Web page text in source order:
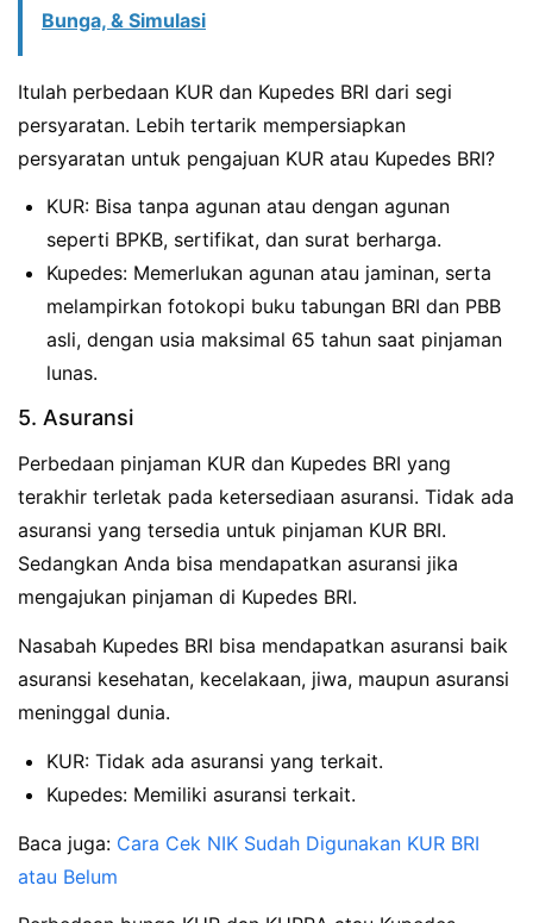
Bunga, & Simulasi
Itulah perbedaan KUR dan Kupedes BRI dari segi
persyaratan. Lebih tertarik mempersiapkan
persyaratan untuk pengajuan KUR atau Kupedes BRI?
KUR: Bisa tanpa agunan atau dengan agunan
seperti BPKB, sertifikat, dan surat berharga.
Kupedes: Memerlukan agunan atau jaminan, serta
melampirkan fotokopi buku tabungan BRI dan PBB
asli, dengan usia maksimal 65 tahun saat pinjaman
lunas.
5. Asuransi
Perbedaan pinjaman KUR dan Kupedes BRI yang
terakhir terletak pada ketersediaan asuransi. Tidak ada
asuransi yang tersedia untuk pinjaman KUR BRI.
Sedangkan Anda bisa mendapatkan asuransi jika
mengajukan pinjaman di Kupedes BRI.
Nasabah Kupedes BRI bisa mendapatkan asuransi baik
asuransi kesehatan, kecelakaan, jiwa, maupun asuransi
meninggal dunia.
KUR: Tidak ada asuransi yang terkait.
Kupedes: Memiliki asuransi terkait.
Baca juga: Cara Cek NIK Sudah Digunakan KUR BRI
atau Belum